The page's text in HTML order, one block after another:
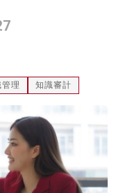
理 知識審計